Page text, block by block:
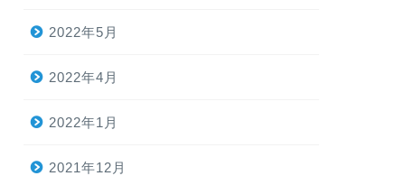
2022年5月
2022年4月
2022年1月
2021年12月